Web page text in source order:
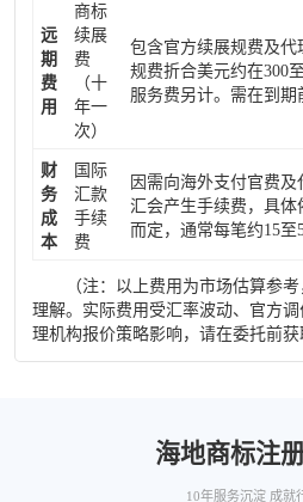
远
期
费
用
商标
续展
费
（十
年一
次）
包含官方续展规费及代
规费折合美元约在300
服务费另计。需在到期
财
务
成
本
国际
汇款
手续
费
因需向海外支付官费
汇会产生手续费，具体
而定，通常每笔约15至
（注：以上费用为市场估算参考
理解。实际费用受汇率波动、官方
理机构报价策略影响，请在委托前获
海地商标注
10年服务沉淀 成就